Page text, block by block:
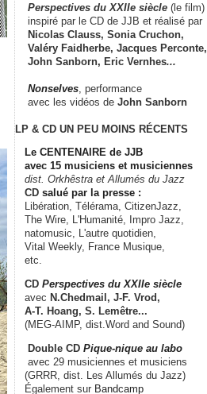
Perspectives du XXIIe siècle (le film)
inspiré par le CD de JJB et réalisé par
Nicolas Clauss, Sonia Cruchon,
Valéry Faidherbe, Jacques Perconte,
John Sanborn, Eric Vernhes...
Nonselves , performance
avec les vidéos de John Sanborn
LP & CD UN PEU MOINS RÉCENTS
Le CENTENAIRE de JJB
avec 15 musiciens et musiciennes
dist. Orkhêstra et Allumés du Jazz
CD salué par la presse :
Libération, Télérama, CitizenJazz,
The Wire, L'Humanité, Impro Jazz,
natomusic, L'autre quotidien,
Vital Weekly, France Musique,
etc.
CD Perspectives du XXIIe siècle
avec N.Chedmail, J-F. Vrod,
A-T. Hoang, S. Lemêtre...
(MEG-AIMP, dist.Word and Sound)
Double CD Pique-nique au labo
avec 29 musiciennes et musiciens
(GRRR, dist. Les Allumés du Jazz)
Également sur Bandcamp